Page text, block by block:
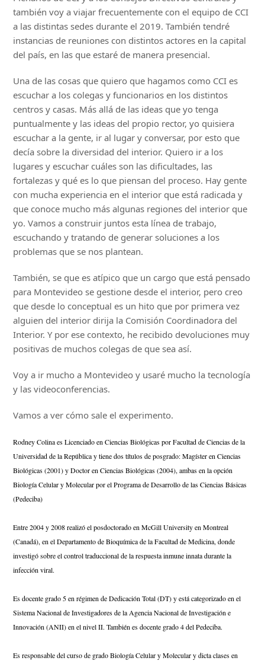
también voy a viajar frecuentemente con el equipo de CCI
a las distintas sedes durante el 2019. También tendré
instancias de reuniones con distintos actores en la capital
del país, en las que estaré de manera presencial.
Una de las cosas que quiero que hagamos como CCI es
escuchar a los colegas y funcionarios en los distintos
centros y casas. Más allá de las ideas que yo tenga
puntualmente y las ideas del propio rector, yo quisiera
escuchar a la gente, ir al lugar y conversar, por esto que
decía sobre la diversidad del interior. Quiero ir a los
lugares y escuchar cuáles son las dificultades, las
fortalezas y qué es lo que piensan del proceso. Hay gente
con mucha experiencia en el interior que está radicada y
que conoce mucho más algunas regiones del interior que
yo. Vamos a construir juntos esta línea de trabajo,
escuchando y tratando de generar soluciones a los
problemas que se nos plantean.
También, se que es atípico que un cargo que está pensado
para Montevideo se gestione desde el interior, pero creo
que desde lo conceptual es un hito que por primera vez
alguien del interior dirija la Comisión Coordinadora del
Interior. Y por ese contexto, he recibido devoluciones muy
positivas de muchos colegas de que sea así.
Voy a ir mucho a Montevideo y usaré mucho la tecnología
y las videoconferencias.
Vamos a ver cómo sale el experimento.
Rodney Colina es Licenciado en Ciencias Biológicas por Facultad de Ciencias de la
Universidad de la República y tiene dos títulos de posgrado: Magíster en Ciencias
Biológicas (2001) y Doctor en Ciencias Biológicas (2004), ambas en la opción
Biología Celular y Molecular por el Programa de Desarrollo de las Ciencias Básicas
(Pedeciba)
Entre 2004 y 2008 realizó el posdoctorado en McGill University en Montreal
(Canadá), en el Departamento de Bioquímica de la Facultad de Medicina, donde
investigó sobre el control traduccional de la respuesta inmune innata durante la
infección viral.
Es docente grado 5 en régimen de Dedicación Total (DT) y está categorizado en el
Sistema Nacional de Investigadores de la Agencia Nacional de Investigación e
Innovación (ANII) en el nivel II. También es docente grado 4 del Pedeciba.
Es responsable del curso de grado Biología Celular y Molecular y dicta clases en